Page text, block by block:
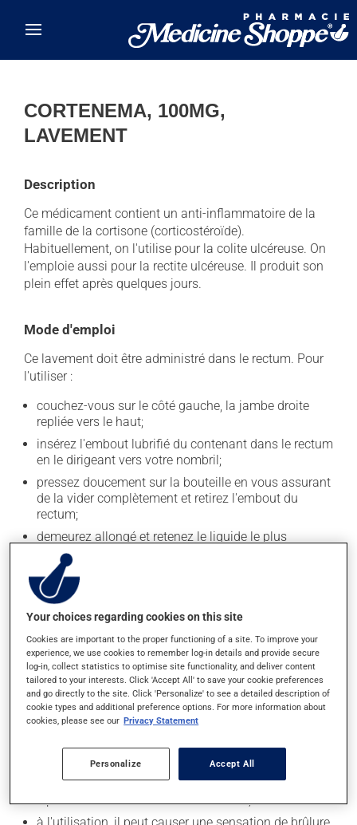
CORTENEMA, 100MG,
LAVEMENT
Description
Ce médicament contient un anti-inflammatoire de la
famille de la cortisone (corticostéroïde).
Habituellement, on l'utilise pour la colite ulcéreuse. On
l'emploie aussi pour la rectite ulcéreuse. Il produit son
plein effet après quelques jours.
Mode d'emploi
Ce lavement doit être administré dans le rectum. Pour
l'utiliser :
couchez-vous sur le côté gauche, la jambe droite
repliée vers le haut;
insérez l'embout lubrifié du contenant dans le rectum
en le dirigeant vers votre nombril;
pressez doucement sur la bouteille en vous assurant
de la vider complètement et retirez l'embout du
rectum;
demeurez allongé et retenez le liquide le plus
longtemps possible.
En règle générale, on utilise ce produit une fois par jour.
Il est possible que votre pharmacien vous ait indiqué
un horaire différent qui est plus approprié pour vous. Il
l'étiquette. N'en utilisez pas plus, ni plus souvent
qu'indiqué.
Effets indésirables
l'occasion entraîner certains effets indésirables (effets
secondaires), notamment :
il peut occasionner une douleur locale;
Your choices regarding cookies on this site
Cookies are important to the proper functioning of a site. To improve your
experience, we use cookies to remember log-in details and provide secure
log-in, collect statistics to optimise site functionality, and deliver content
tailored to your interests. Click 'Accept All' to save your cookie preferences
and go directly to the site. Click 'Personalize' to see a detailed description of
cookie types and additional preference options. For more information about
cookies, please see our Privacy Statement
Personalize Accept All